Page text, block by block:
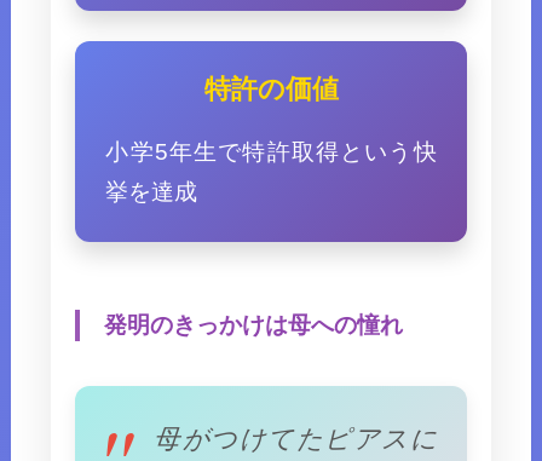
特許の価値
小学5年生で特許取得という快
挙を達成
発明のきっかけは母への憧れ
母がつけてたピアスに